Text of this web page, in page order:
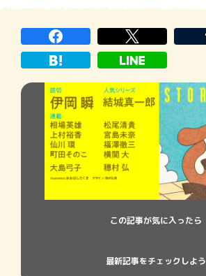
この記事が気に入ったら
最新記事をチェックしよう